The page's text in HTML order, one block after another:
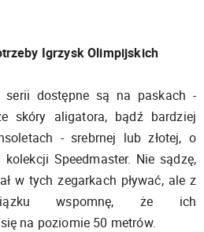
Igrzysk Olimpijskich
dostępne są na paskach -
skóry aligatora, bądź bardziej
- srebrnej lub złotej, o
Speedmaster. Nie sądzę,
w tych zegarkach pływać, ale z
wspomnę, że ich
na poziomie 50 metrów.